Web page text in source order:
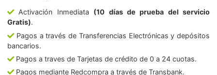
Activación Inmediata (10 días de prueba del servicio
Gratis).
Pagos a través de Transferencias Electrónicas y depósitos
bancarios.
Pagos a traves de Tarjetas de crédito de 0 a 24 cuotas.
Pagos mediante Redcompra a través de Transbank.